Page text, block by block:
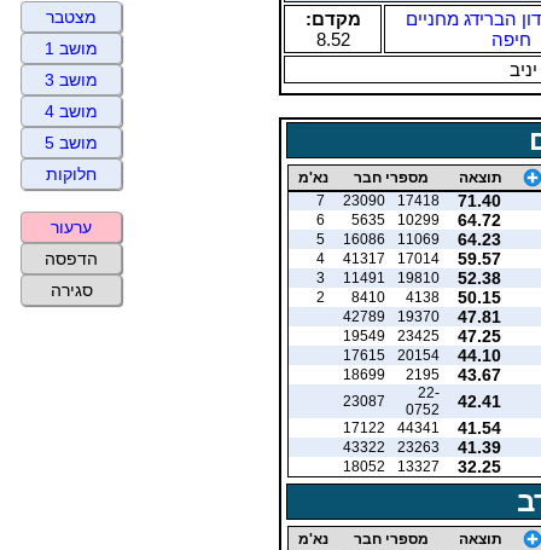
הברידג מחניים
חיפה
מקדם:
8.52
תוצאה מספרי חבר נא'מ
71.40
17418
23090
7
64.72
10299
5635
6
64.23
11069
16086
5
59.57
17014
41317
4
52.38
19810
11491
3
50.15
4138
8410
2
47.81
19370
42789
47.25
23425
19549
44.10
20154
17615
43.67
2195
18699
42.41
22-
0752
23087
41.54
44341
17122
41.39
23263
43322
32.25
13327
18052
תוצאה מספרי חבר נא'מ
מצטבר
מושב 1
מושב 3
מושב 4
מושב 5
חלוקות
ערעור
הדפסה
סגירה